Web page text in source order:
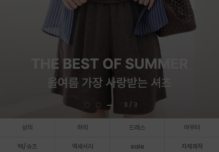
3 / 3
상의 하의 드레스 아우터
백/슈즈 액세서리 sale 자체제작